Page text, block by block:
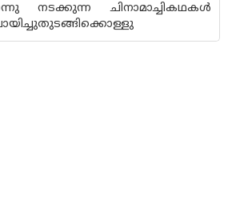
നടക്കുന്ന ചിനാമാച്ചികഥകൾ